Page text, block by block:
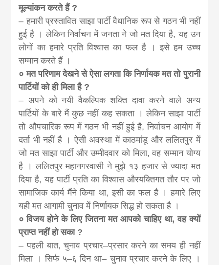
मूल्यांकन करते हैं ?
– हमारी प्रस्तावित साझा पार्टी वैधानिक रूप से गठन भी नहीं
हुई है । लेकिन निर्वाचन में जनता ने जो मत दिया है, यह उन
लोगों का हमारे प्रति विश्वास का फल है । इसे हम उच्च
सम्मान करते हैं ।
० मत परिणाम देखने से ऐसा लगता कि निर्णायक मत तो पुरानी
पार्टियों को ही मिला है ?
– अपने को नयी वैकल्पिक शक्ति दावा करने वाले अन्य
पार्टियों के बारे मैं कुछ नहीं कह सकता । लेकिन साझा पार्टी
तो औपचारिक रूप में गठन भी नहीं हुई है, निर्वाचन आयोग में
दर्ता भी नहीं है । ऐसी अवस्था में काठमांडू और ललितपुर में
जो मत साझा पार्टी और उम्मीदवार को मिला, वह सम्मान योग्य
है । ललितपुर महानगरवासी ने मुझे १३ हजार से ज्यादा मत
दिया है, यह पार्टी प्रति का विश्वास औरयक्तिगत तौर पर जो
सामाजिक कार्य मैंने किया था, इसी का फल है । हमारे लिए
यही मत आगामी चुनाव में निर्णायक सिद्ध हो सकता है ।
० विजय होने के लिए जितना मत आपको चाहिए था, वह क्यों
प्राप्त नहीं हो सका ?
– पहली बात, चुनाव प्रचार–प्रसार करने का समय ही नहीं
मिला । सिर्फ ५–६ दिन था– चुनाव प्रचार करने के लिए ।